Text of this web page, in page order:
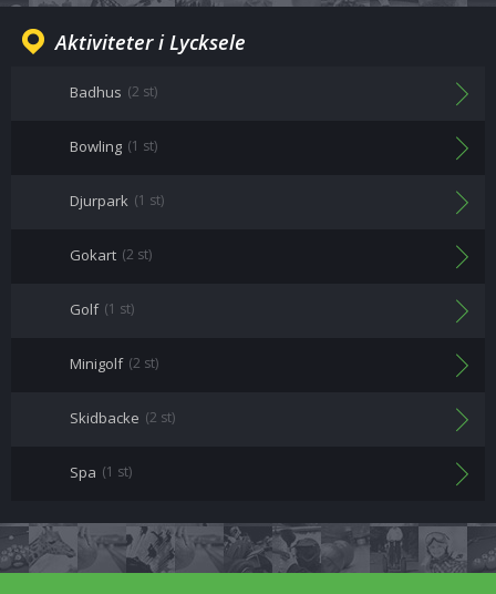
Aktiviteter i Lycksele
Badhus (2 st)
Bowling (1 st)
Djurpark (1 st)
Gokart (2 st)
Golf (1 st)
Minigolf (2 st)
Skidbacke (2 st)
Spa (1 st)